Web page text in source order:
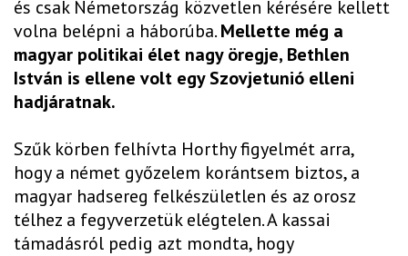
és csak Németország közvetlen kérésére kellett
volna belépni a háborúba.Mellette még a
magyar politikai élet nagy öregje, Bethlen
István is ellene volt egy Szovjetunió elleni
hadjáratnak.
Szűk körben felhívta Horthy figyelmét arra,
hogy a német győzelem korántsem biztos, a
magyar hadsereg felkészületlen és az orosz
télhez a fegyverzetük elégtelen. A kassai
támadásról pedig azt mondta, hogy